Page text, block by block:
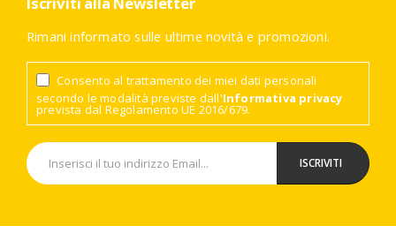
Rimani informato sulle ultime novità e promozioni.
Consento al trattamento dei miei dati personali
secondo le modalità previste dall'Informativa privacy
prevista dal Regolamento UE 2016/679.